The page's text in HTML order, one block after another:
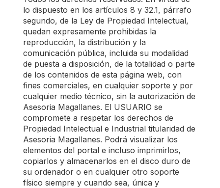
lo dispuesto en los artículos 8 y 32.1, párrafo
segundo, de la Ley de Propiedad Intelectual,
quedan expresamente prohibidas la
reproducción, la distribución y la
comunicación pública, incluida su modalidad
de puesta a disposición, de la totalidad o parte
de los contenidos de esta página web, con
fines comerciales, en cualquier soporte y por
cualquier medio técnico, sin la autorización de
Asesoria Magallanes. El USUARIO se
compromete a respetar los derechos de
Propiedad Intelectual e Industrial titularidad de
Asesoria Magallanes. Podrá visualizar los
elementos del portal e incluso imprimirlos,
copiarlos y almacenarlos en el disco duro de
su ordenador o en cualquier otro soporte
físico siempre y cuando sea, única y